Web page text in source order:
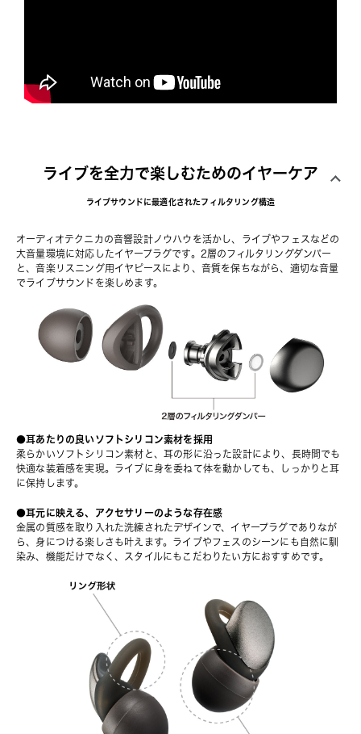
ライブを全力で楽しむためのイヤーケア
ライブサウンドに最適化されたフィルタリング構造
オーディオテクニカの音響設計ノウハウを活かし、ライブやフェスなどの
大音量環境に対応したイヤープラグです。2層のフィルタリングダンパー
と、音楽リスニング用イヤピースにより、音質を保ちながら、適切な音量
でライブサウンドを楽しめます。
●耳あたりの良いソフトシリコン素材を採用
柔らかいソフトシリコン素材と、耳の形に沿った設計により、長時間でも
快適な装着感を実現。ライブに身を委ねて体を動かしても、しっかりと耳
に保持します。
●耳元に映える、アクセサリーのような存在感
金属の質感を取り入れた洗練されたデザインで、イヤープラグでありなが
ら、身につける楽しさも叶えます。ライブやフェスのシーンにも自然に馴
染み、機能だけでなく、スタイルにもこだわりたい方におすすめです。